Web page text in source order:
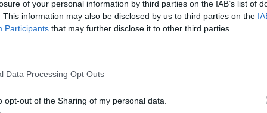
of your personal information by third parties on the IAB’s list of
This information may also be disclosed by us to third parties on the
Participants that may further disclose it to other third parties.
Data Processing Opt Outs
opt-out of the Sharing of my personal data.
τον πέμπτο κύκλο της, έλαβε επίσης
ξεχώρισαν ήταν τρεις παραγωγές του Apple
«Pluribus», η κωμική σειρά υπερφυσικού
για μια δυσλειτουργική οικογένεια